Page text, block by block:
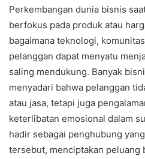
Perkembangan dunia bisnis
berfokus pada produk atau
bagaimana teknologi,
pelanggan dapat menyatu
saling mendukung. Banyak
menyadari bahwa pelanggan
atau jasa, tetapi juga
keterlibatan emosional dalam
hadir sebagai penghubung
tersebut, menciptakan peluang